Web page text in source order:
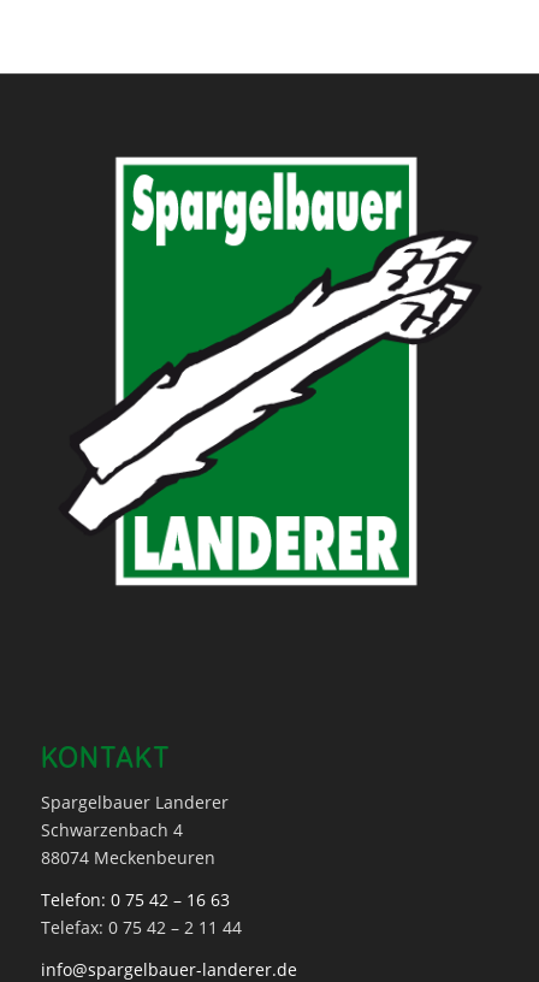
KONTAKT
Spargelbauer Landerer
Schwarzenbach 4
88074 Meckenbeuren
Telefon: 0 75 42 – 16 63
Telefax: 0 75 42 – 2 11 44
info@spargelbauer-landerer.de